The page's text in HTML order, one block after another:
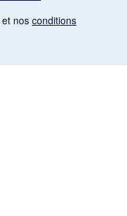
et nos conditions